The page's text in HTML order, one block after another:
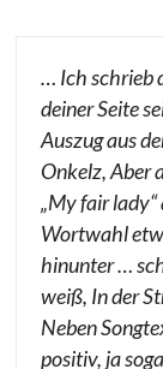
… Ich schrieb
deiner Seite
Auszug aus
Onkelz, Aber
„My fair
Wortwahl
hinunter …
weiß, In der
Neben
positiv, ja